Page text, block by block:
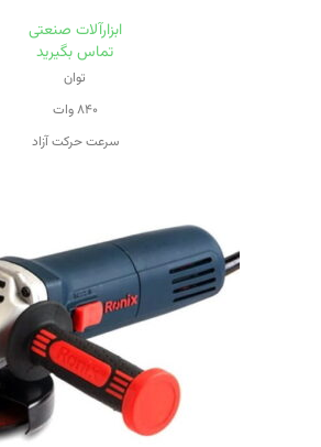
ابزارآلات صنعتی
تماس بگیرید
توان
۸۴۰ وات
سرعت حرکت آزاد
۱۱۵ میلی‌متر
ویژگی‌های فرز و سنگ رومیزی
حفاظ
صفحه همراه